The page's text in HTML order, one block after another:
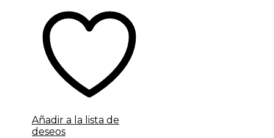
Añadir a la lista de
deseos